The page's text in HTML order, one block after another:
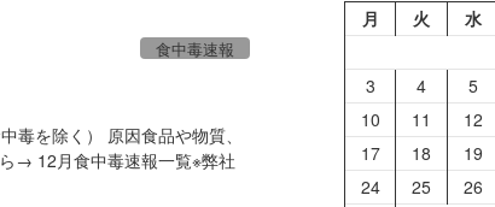
食中毒速報
を除く） 原因食品や物質、
→ 12月食中毒速報一覧※弊社
月 火 水
3
4 5
10
11 12
17
18 19
24
25 26